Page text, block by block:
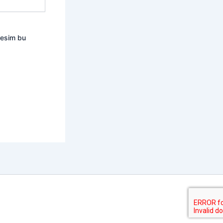
bu